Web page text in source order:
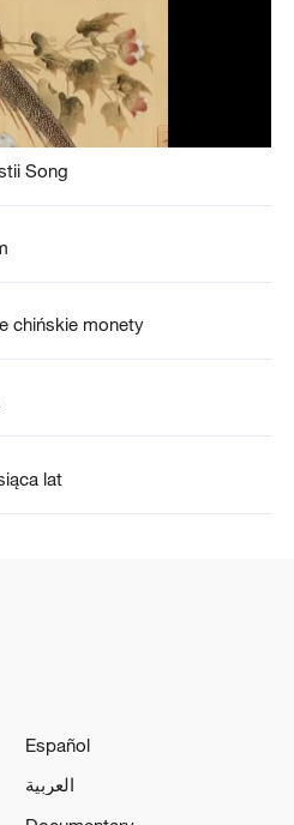
Song
chińskie monety
lat
Español
العربية